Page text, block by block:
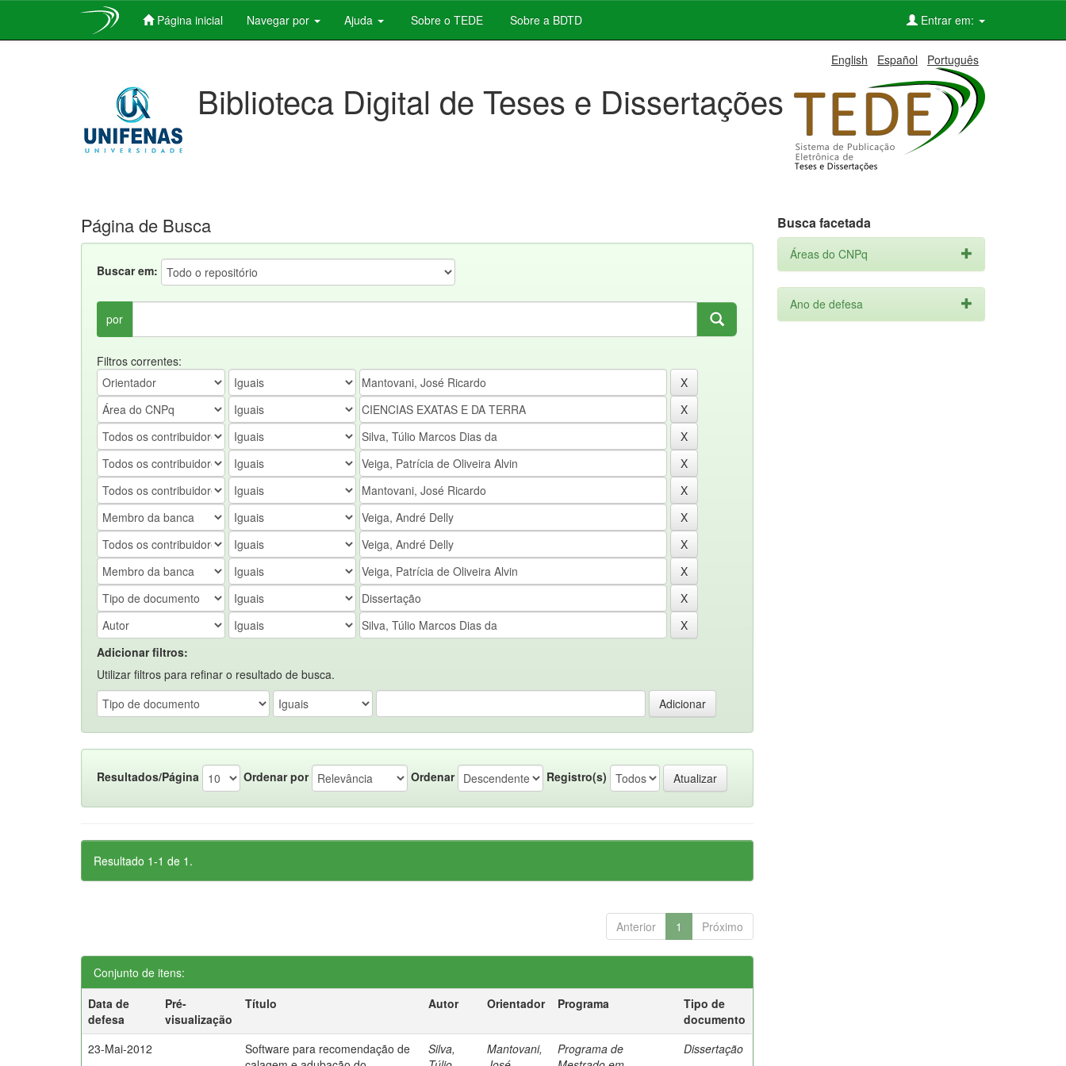
Página inicial Navegar por Ajuda Sobre o TEDE Sobre a BDTD Entrar em:
English Español Português
Biblioteca Digital de Teses e Dissertações
Página de Busca
Buscar em:
por
Filtros correntes:
Adicionar filtros:
Utilizar filtros para refinar o resultado de busca.
Resultados/Página Ordenar por Ordenar Registro(s)
Resultado 1-1 de 1.
Anterior 1 Próximo
Conjunto de itens:
Data de
defesa
Pré-
visualização
Título Autor Orientador Programa
Tipo de
documento
23-Mai-2012
Software para recomendação de
Silva,
Mantovani,
Programa de
Dissertação
Busca facetada
Áreas do CNPq
Ano de defesa